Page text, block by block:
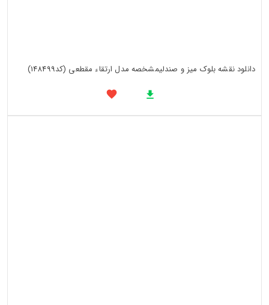
دانلود نقشه بلوک میز و صندلیمشخصه مدل ارتقاء مقطعی (کد148499)